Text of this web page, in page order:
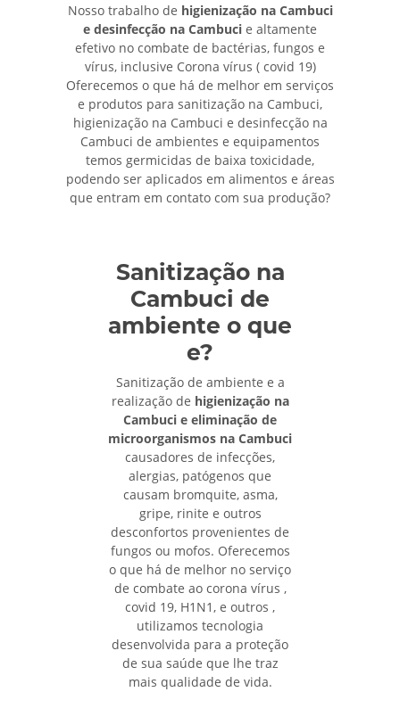
Nosso trabalho de higienização na Cambuci
e desinfecção na Cambuci e altamente
efetivo no combate de bactérias, fungos e
vírus, inclusive Corona vírus ( covid 19)
Oferecemos o que há de melhor em serviços
e produtos para sanitização na Cambuci,
higienização na Cambuci e desinfecção na
Cambuci de ambientes e equipamentos
temos germicidas de baixa toxicidade,
podendo ser aplicados em alimentos e áreas
que entram em contato com sua produção?
Sanitização na
Cambuci de
ambiente o que
e?
Sanitização de ambiente e a
realização de higienização na
Cambuci e eliminação de
microorganismos na Cambuci
causadores de infecções,
alergias, patógenos que
causam bromquite, asma,
gripe, rinite e outros
desconfortos provenientes de
fungos ou mofos. Oferecemos
o que há de melhor no serviço
de combate ao corona vírus ,
covid 19, H1N1, e outros ,
utilizamos tecnologia
desenvolvida para a proteção
de sua saúde que lhe traz
mais qualidade de vida.